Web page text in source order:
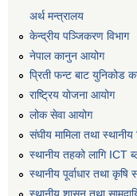
अर्थ मन्त्रालय
केन्द्रीय पञ्जिकरण विभाग
नेपाल कानुन आयोग
प्रिती फन्ट बाट युनिकोड
राष्ट्रिय योजना आयोग
लोक सेवा आयोग
संघीय मामिला तथा
स्थानीय तहको लागि ICT
स्थानीय पूर्वाधार तथा कृषि